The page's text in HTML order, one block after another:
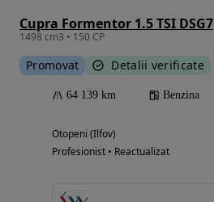
Cupra Formentor 1.5 TSI DSG7
1498 cm3 • 150 CP
Promovat Detalii verificate
64 139 km Benzina
Otopeni (Ilfov)
Profesionist • Reactualizat